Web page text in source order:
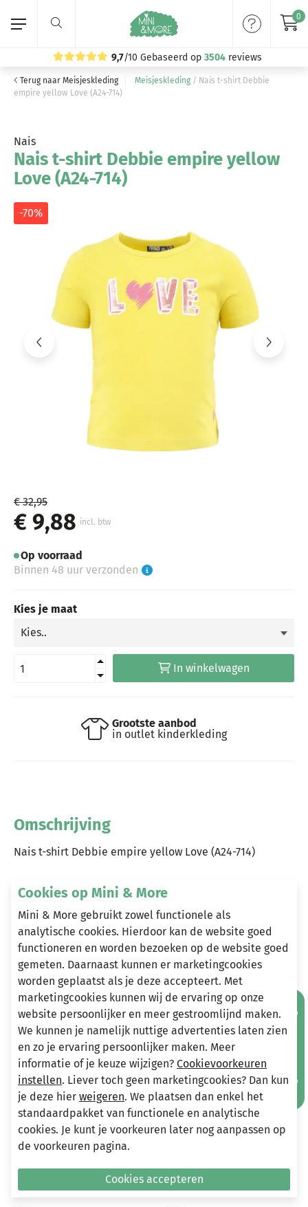
9,7/10 Gebaseerd op 3504 reviews
0
Home
Jongenskleding
Merken
Terug naar Meisjeskleding Meisjeskleding / Nais t-shirt Debbie
empire yellow Love (A24-714)
Nais
Nais t-shirt Debbie empire yellow
Love (A24-714)
-70%
€ 32,95
€ 9,88 incl. btw
Op voorraad
Binnen 48 uur verzonden
Kies je maat
In winkelwagen
Grootste aanbod
in outlet kinderkleding
Omschrijving
Nais t-shirt Debbie empire yellow Love (A24-714)
Heeft u vragen?
Stuur een e-mail
info@miniandmore.nl
Andere bekeken ook
Wellicht ook iets voor jou?
-70% -70% Mis geen aanbiedingen!
Cookies op Mini & More
Mini & More gebruikt zowel functionele als
analytische cookies. Hierdoor kan de website goed
functioneren en worden bezoeken op de website goed
gemeten. Daarnaast kunnen er marketingcookies
worden geplaatst als je deze accepteert. Met
marketingcookies kunnen wij de ervaring op onze
website persoonlijker en meer gestroomlijnd maken.
We kunnen je namelijk nuttige advertenties laten zien
en zo je ervaring persoonlijker maken. Meer
informatie of je keuze wijzigen? Cookievoorkeuren
instellen. Liever toch geen marketingcookies? Dan kun
je deze hier weigeren. We plaatsen dan enkel het
standaardpakket van functionele en analytische
cookies. Je kunt je voorkeuren later nog aanpassen op
de voorkeuren pagina.
Cookies accepteren